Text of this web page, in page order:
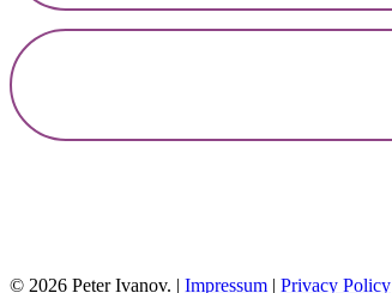
© 2026 Peter Ivanov. | Impressum | Privacy Policy